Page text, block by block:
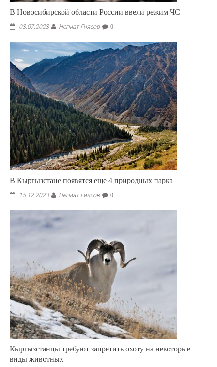
В Новосибирской области России ввели режим ЧС
03.07.2023 Негмат Гиясов 0
В Кыргызстане появятся еще 4 природных парка
15.12.2023 Негмат Гиясов 0
Кыргызстанцы требуют запретить охоту на некоторые
виды животных